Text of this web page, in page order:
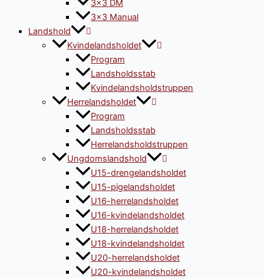
3×3 DM
3×3 Manual
Landshold
Kvindelandsholdet
Program
Landsholdsstab
Kvindelandsholdstruppen
Herrelandsholdet
Program
Landsholdsstab
Herrelandsholdstruppen
Ungdomslandshold
U15-drengelandsholdet
U15-pigelandsholdet
U16-herrelandsholdet
U16-kvindelandsholdet
U18-herrelandsholdet
U18-kvindelandsholdet
U20-herrelandsholdet
U20-kvindelandsholdet